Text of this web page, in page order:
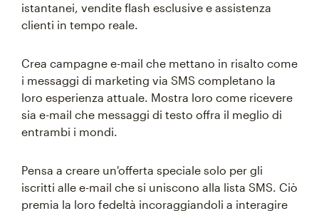
istantanei, vendite flash esclusive e assistenza
clienti in tempo reale.
Crea campagne e-mail che mettano in risalto come
i messaggi di marketing via SMS completano la
loro esperienza attuale. Mostra loro come ricevere
sia e-mail che messaggi di testo offra il meglio di
entrambi i mondi.
Pensa a creare un'offerta speciale solo per gli
iscritti alle e-mail che si uniscono alla lista SMS. Ciò
premia la loro fedeltà incoraggiandoli a interagire